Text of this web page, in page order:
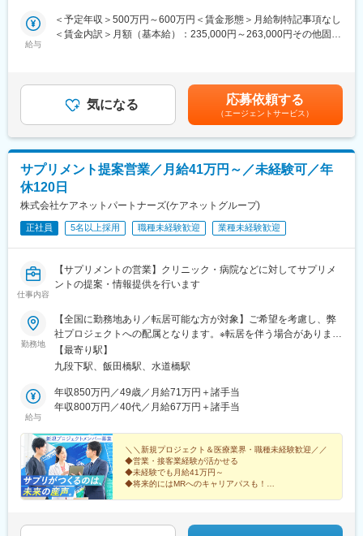
社部門（マネージャー、研修部門など）へのキャリアチェンジ」
など幅広いキャリアプランがあります。また、弊社のマネージャ
将来のキャリアに関してサポートをしていきます。
《職種に関して》
■MRとは主に医師や薬剤師等へ、担当製品の情報提供を行いま
す。担当施設の患者様に応じた情報提供や、担当製品の処方後の
情報収集を行います。
変更の範囲：会社の定める業務
入社月が決まっているため同期も多く安心してスタート可能
具体的には、「どんな病気に効くか（効果）／安全性（副作用や
注意点）／品質に問題はないか」をわかりやすく伝えます
また、現場で使われた際の声を聞き取り製薬会社へ届け、より良
い薬づくりにも貢献します
自分が関わった薬が患者様の治療につながり、感謝されるやりが
いのある仕事です
＼＼求人のポイント／／
◎未経験から医療業界へ｜大手製薬会社のプロジェクトで働ける
◎3ヶ月研修＋OJTでゼロから育成｜専門性の高いキャリア形成
員など）が活躍中
▽約3ヶ月の研修（医療知識・業務理解）
▽現場配属（4ヶ月目～）※マネージャーなど周囲のサポートを受
けながら実務習得
▽キャリア形成（MR経験者スペシャリスト・管理職や本社管理職
へのキャリアアップ＆キャリアチェンジの可能性アリ）
■充実した研修制度
・全員未経験入社！同期とスタートできる環境
・配属後もマネージャーや先輩MRが成長をサポート
■手厚い福利厚生
・外勤手当（1日1,500円）
全面禁煙変更の範囲：会社の定める事業所
給与
＜予定年収＞500万円～600万円＜賃金形態＞月給制特記事項なし
＜賃金内訳＞月額（基本給）：235,000円～263,000円その他固定
を全額支給 ■賞与年2回（昨年度実績4.2ヶ月）、報酬改定年1回■
全国勤務が可能な方は、50万円の一時金を支給(3ヶ月の試用期間
後の翌月給与で支給)賃金はあくまでも目安の金額であり、選考を
通じて上下する可能性があります。月給(月額)は固定手当を含めた
表記です。
気になる 応募依頼する
（エージェントサービス）
サプリメント提案営業／月給41万円～／未経験可／年
休120日
株式会社ケアネットパートナーズ(ケアネットグループ)
正社員 5名以上採用 職種未経験歓迎 業種未経験歓迎
仕事内容
【サプリメントの営業】クリニック・病院などに対してサプリメ
ントの提案・情報提供を行います
勤務地
【全国に勤務地あり／転居可能な方が対象】ご希望を考慮し、弊
社プロジェクトへの配属となります。※転居を伴う場合があります
（転居可能な方が応募対象です）★転居にかかる費用は会社負担
（規定あり）！引っ越しの不安を感じている方もご安心くださ
引っ越し費用・物件の内見にかかる交通費・契約手続きにかかる
交通費新しい土地でのスタートを、会社がしっかりバックアップ
【最寄り駅】
九段下駅、飯田橋駅、水道橋駅
給与
年収850万円／49歳／月給71万円＋諸手当
年収800万円／40代／月給67万円＋諸手当
＼＼新規プロジェクト＆医療業界・職種未経験歓迎／／
◆営業・接客業経験が活かせる
◆未経験でも月給41万円～
◆将来的にはMRへのキャリアパスも！